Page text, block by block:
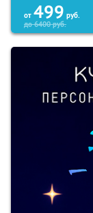
от 499 руб.
до6400руб.